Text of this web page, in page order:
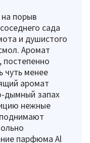
порыв
сада
и душистого
Аромат
постепенно
чуть менее
аромат
дымный запах
нежные
парфюма Al